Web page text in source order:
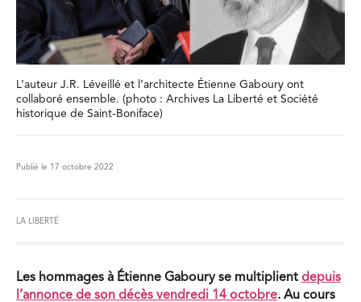
L’auteur J.R. Léveillé et l’architecte Étienne Gaboury ont
collaboré ensemble. (photo : Archives La Liberté et Société
historique de Saint-Boniface)
Publié le 17 octobre 2022
LA LIBERTÉ
Les hommages à Étienne Gaboury se multiplient depuis
l’annonce de son décès vendredi 14 octobre. Au cours